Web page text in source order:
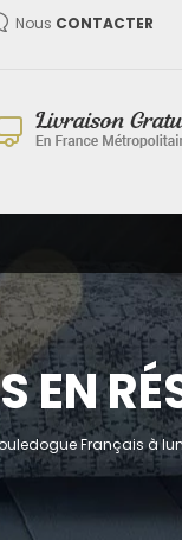
Nous CONTACTER
EN
Français à